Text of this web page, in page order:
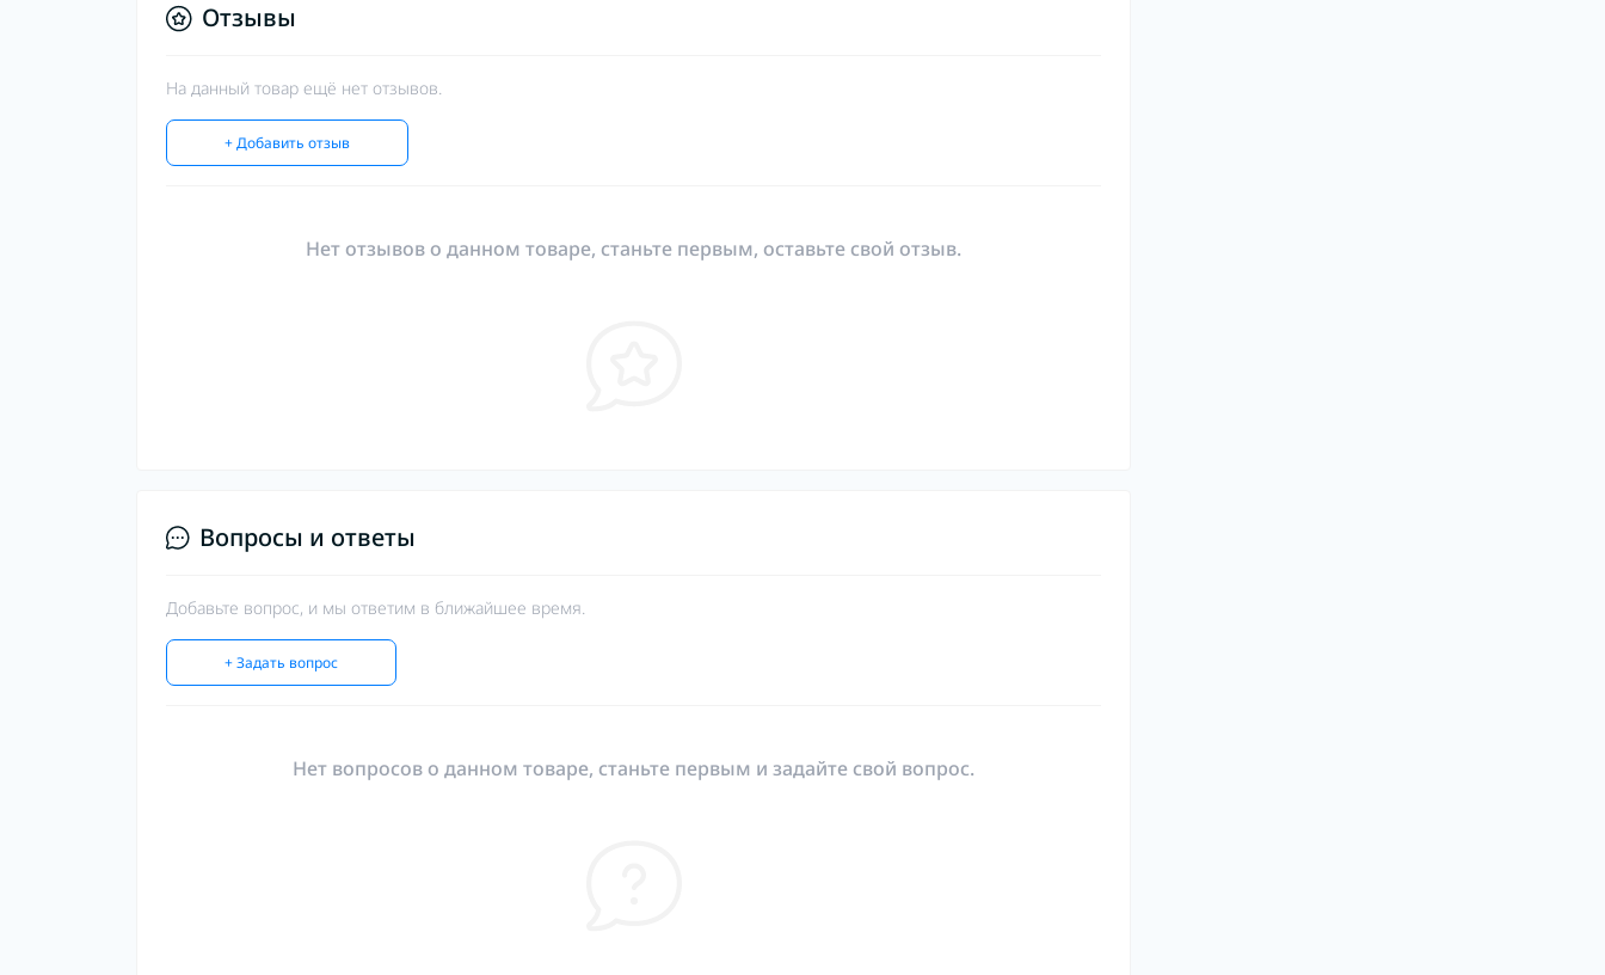
Отзывы
На данный товар ещё нет отзывов.
+ Добавить отзыв
Нет отзывов о данном товаре, станьте первым, оставьте свой отзыв.
Вопросы и ответы
Добавьте вопрос, и мы ответим в ближайшее время.
+ Задать вопрос
Нет вопросов о данном товаре, станьте первым и задайте свой вопрос.